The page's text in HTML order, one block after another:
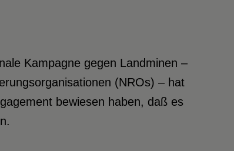
Kampagne gegen Landminen –
(NROs) – hat
bewiesen haben, daß es